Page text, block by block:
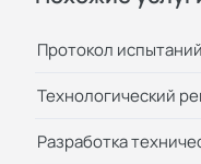
Протокол
Технологический
Разработка